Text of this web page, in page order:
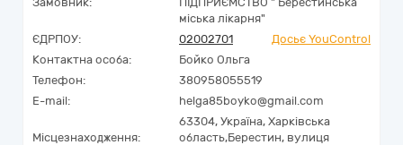
міська лікарня"
ЄДРПОУ:
02002701
Досьє YouControl
Контактна особа:
Бойко Ольга
Телефон:
380958055519
E-mail:
helga85boyko@gmail.com
Місцезнаходження:
63304, Україна, Харківська
область,Берестин, вулиця